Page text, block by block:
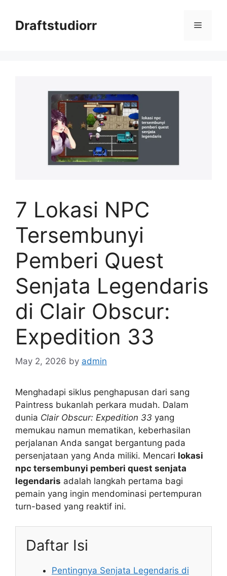
contentDraftstudiorr Menu
7 Lokasi NPC
Tersembunyi
Pemberi Quest
Senjata Legendaris
di Clair Obscur:
Expedition 33
May 2, 2026 by admin
Menghadapi siklus penghapusan dari sang
Paintress bukanlah perkara mudah. Dalam
dunia Clair Obscur: Expedition 33 yang
memukau namun mematikan, keberhasilan
perjalanan Anda sangat bergantung pada
persenjataan yang Anda miliki. Mencari lokasi
npc tersembunyi pemberi quest senjata
legendaris adalah langkah pertama bagi
pemain yang ingin mendominasi pertempuran
turn-based yang reaktif ini.
Daftar Isi
Pentingnya Senjata Legendaris di